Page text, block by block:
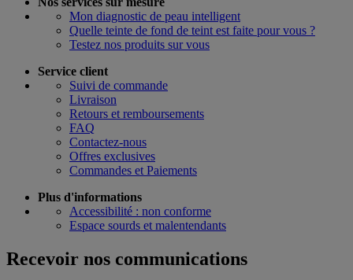
Mon diagnostic de peau intelligent
Quelle teinte de fond de teint est faite pour vous ?
Testez nos produits sur vous
Service client
Suivi de commande
Livraison
Retours et remboursements
FAQ
Contactez-nous
Offres exclusives
Commandes et Paiements
Plus d'informations
Accessibilité : non conforme
Espace sourds et malentendants
Recevoir nos communications